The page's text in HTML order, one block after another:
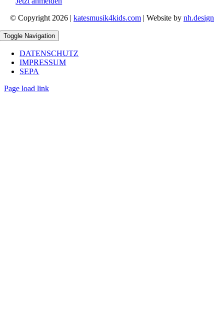
© Copyright 2026 | katesmusik4kids.com | Website by nh.design
Toggle Navigation
DATENSCHUTZ
IMPRESSUM
SEPA
Page load link